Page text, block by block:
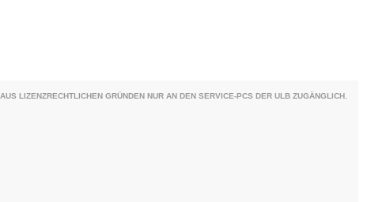
LIZENZRECHTLICHEN GRÜNDEN NUR AN DEN SERVICE-PCS DER ULB ZUGÄNGLICH.